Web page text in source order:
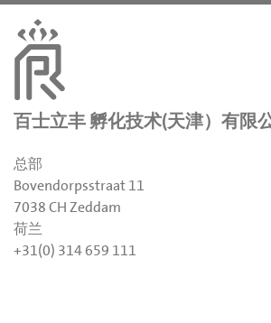
百士立丰 孵化技术(天津）有限
总部
Bovendorpsstraat 11
7038 CH Zeddam
荷兰
+31(0) 314 659 111